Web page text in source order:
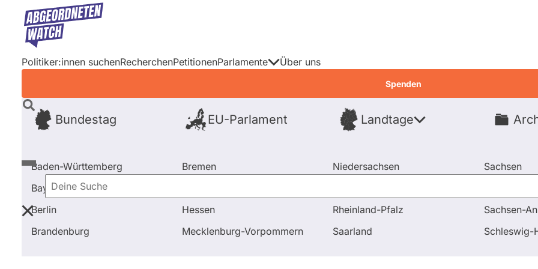
Direkt
Inhalt
Politiker:innen suchenRecherchenPetitionenParlamente
Bundestag EU-Parlament Landtage
Baden-Württemberg
Bayern
Berlin
Brandenburg
Bremen
Hessen
Mecklenburg-Vorpommern
Niedersachsen
Rheinland-Pfalz
Saarland
Sachsen
Sachsen-
Schleswig-
Über uns
Spenden
Deine
Suche
Startseite Bundestag Wahl 2017 Kandidierende